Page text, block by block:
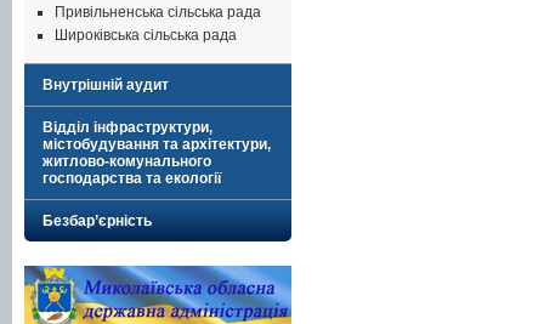
Привільненська сільська рада
Широківська сільська рада
Внутрішній аудит
Відділ інфраструктури,
містобудування та архітектури,
житлово-комунального
господарства та екології
Безбар’єрність